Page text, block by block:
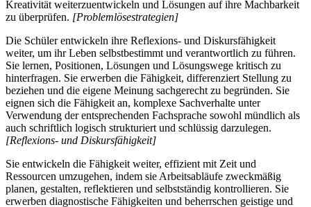
Kreativität weiterzuentwickeln und Lösungen auf ihre Machbarkeit
zu überprüfen. [Problemlösestrategien]
Die Schüler entwickeln ihre Reflexions- und Diskursfähigkeit
weiter, um ihr Leben selbstbestimmt und verantwortlich zu führen.
Sie lernen, Positionen, Lösungen und Lösungswege kritisch zu
hinterfragen. Sie erwerben die Fähigkeit, differenziert Stellung zu
beziehen und die eigene Meinung sachgerecht zu begründen. Sie
eignen sich die Fähigkeit an, komplexe Sachverhalte unter
Verwendung der entsprechenden Fachsprache sowohl mündlich als
auch schriftlich logisch strukturiert und schlüssig darzulegen.
[Reflexions- und Diskursfähigkeit]
Sie entwickeln die Fähigkeit weiter, effizient mit Zeit und
Ressourcen umzugehen, indem sie Arbeitsabläufe zweckmäßig
planen, gestalten, reflektieren und selbstständig kontrollieren. Sie
erwerben diagnostische Fähigkeiten und beherrschen geistige und